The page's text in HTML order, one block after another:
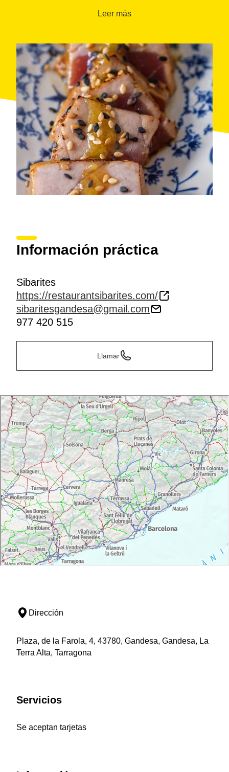
paredes de piedra vista, decoradas con botellas de
Leer más
Información práctica
Sibarites
https://restaurantsibarites.com/
sibaritesgandesa@gmail.com
977 420 515
Llamar
Dirección
Plaza, de la Farola, 4, 43780, Gandesa, Gandesa, La
Terra Alta, Tarragona
Servicios
Se aceptan tarjetas